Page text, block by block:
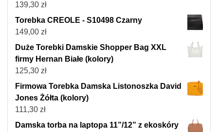
139,30 zł
Torebka CREOLE - S10498 Czarny
149,00 zł
Duże Torebki Damskie Shopper Bag XXL
firmy Hernan Białe (kolory)
125,30 zł
Firmowa Torebka Damska Listonoszka David
Jones Żółta (kolory)
111,30 zł
Damska torba na laptopa 11”/12” z ekoskóry